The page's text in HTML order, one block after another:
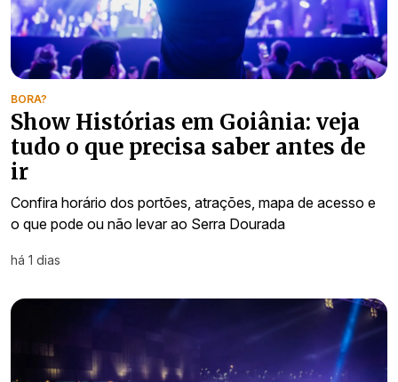
BORA?
Show Histórias em Goiânia: veja
tudo o que precisa saber antes de
ir
Confira horário dos portões, atrações, mapa de acesso e
o que pode ou não levar ao Serra Dourada
há 1 dias